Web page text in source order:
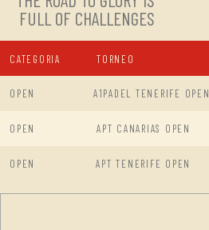
FULL OF CHALLENGES
CATEGORIA TORNEO
OPEN A1PADEL TENERIFE OPEN
OPEN APT CANARIAS OPEN
OPEN APT TENERIFE OPEN